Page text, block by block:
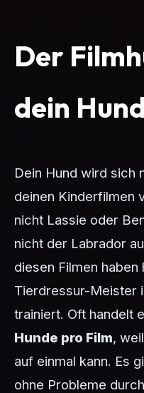
Der
dein Hund
Dein Hund wird sich
deinen Kinderfilmen
nicht Lassie oder
nicht der Labrador
diesen Filmen
Tierdressur-Meister
trainiert. Oft handelt
Hunde pro Film,
auf einmal kann. Es
ohne Probleme